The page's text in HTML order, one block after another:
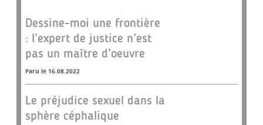
Dessine-moi une frontière
: l’expert de justice n’est
pas un maître d’oeuvre
Paru le 16.08.2022
Le préjudice sexuel dans la
sphère céphalique